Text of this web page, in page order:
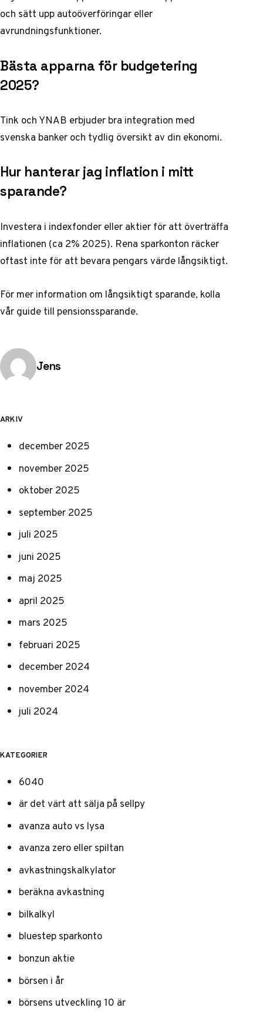
och sätt upp autoöverföringar eller
avrundningsfunktioner.
Bästa apparna för budgetering
2025?
Tink och YNAB erbjuder bra integration med
svenska banker och tydlig översikt av din ekonomi.
Hur hanterar jag inflation i mitt
sparande?
Investera i indexfonder eller aktier för att överträffa
inflationen (ca 2% 2025). Rena sparkonton räcker
oftast inte för att bevara pengars värde långsiktigt.
För mer information om långsiktigt sparande, kolla
vår guide till pensionssparande.
Publicerad av
Jens
ARKIV
december 2025
november 2025
oktober 2025
september 2025
juli 2025
juni 2025
maj 2025
april 2025
mars 2025
februari 2025
december 2024
november 2024
juli 2024
KATEGORIER
6040
är det värt att sälja på sellpy
avanza auto vs lysa
avanza zero eller spiltan
avkastningskalkylator
beräkna avkastning
bilkalkyl
bluestep sparkonto
bonzun aktie
börsen i år
börsens utveckling 10 är